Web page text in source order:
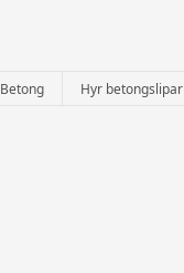
Betong Hyr betongslipar